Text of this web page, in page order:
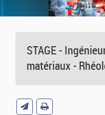
STAGE -
matériaux -